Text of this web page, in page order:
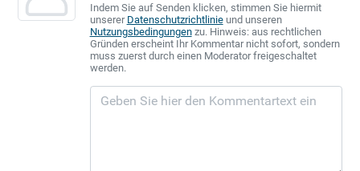
Indem Sie auf Senden klicken, stimmen Sie hiermit
unserer Datenschutzrichtlinieund unseren
Nutzungsbedingungenzu. Hinweis: aus rechtlichen
Gründen erscheint Ihr Kommentar nicht sofort, sondern
muss zuerst durch einen Moderator freigeschaltet
werden.